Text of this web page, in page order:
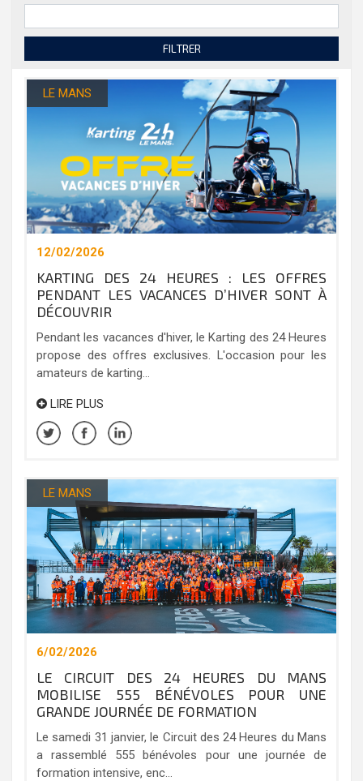
FILTRER
LE MANS
12/02/2026
KARTING DES 24 HEURES : LES OFFRES
PENDANT LES VACANCES D’HIVER SONT À
DÉCOUVRIR
Pendant les vacances d'hiver, le Karting des 24 Heures
propose des offres exclusives. L'occasion pour les
amateurs de karting...
LIRE PLUS
LE MANS
6/02/2026
LE CIRCUIT DES 24 HEURES DU MANS
MOBILISE 555 BÉNÉVOLES POUR UNE
GRANDE JOURNÉE DE FORMATION
Le samedi 31 janvier, le Circuit des 24 Heures du Mans
a rassemblé 555 bénévoles pour une journée de
formation intensive, enc...